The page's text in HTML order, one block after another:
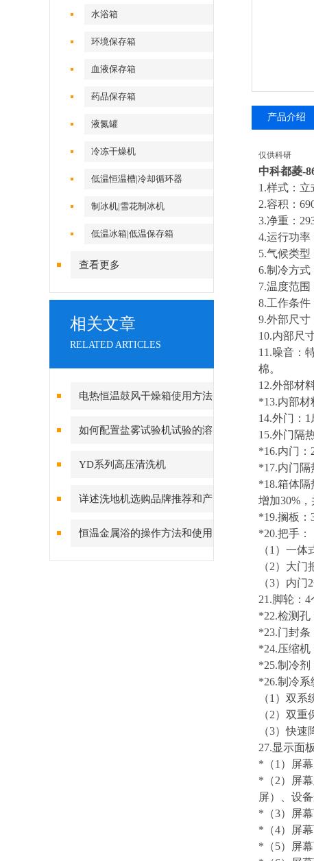
水浴箱
环境保存箱
血液保存箱
药品保存箱
液氮罐
冷冻干燥机
低温恒温槽|冷却循环器
制冰机|雪花制冰机
低温冰箱|低温保存箱
查看更多
相关文章
RELATED ARTICLES
电热恒温鼓风干燥箱使用方法
及注意事项
如何配置盐雾试验机试验的溶
YD系列高压清洗机
详述洗地机选购品牌推荐和产
品特点
恒温金属浴的操作方法和使用
范围
产品介绍
仅供科研
中科都菱-
1.样式：立
2.容积：
3.净重：
4.运行功率
5.气候类型
6.制冷方式
7.温度范围
8.工作条件
9.外部尺寸
10.内部尺
1 1 .噪音：
棉。
1 2.外部材
*13.内部材
14.外门： 1
1 5.外门隔
*16.内门：
*1 7.内门隔
*18.箱体隔
增加30%
*19.搁板：
*20.把手：
（1）一体
（2）大门
（3）内门
21 .脚轮：
*22.检测孔
*23.门封条
*24.压缩机
*25.制冷剂
*26.制冷系
（1）双系
（2）双重
（3）快速
27.显示面
*（1）屏
*（2）屏
屏）、设
*（3）屏
*（4）屏
*（5）屏